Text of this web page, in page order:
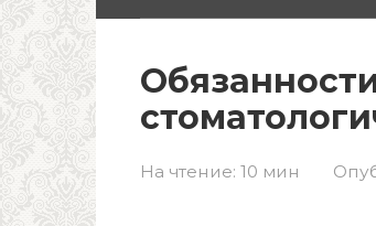
На чтение: 10 мин